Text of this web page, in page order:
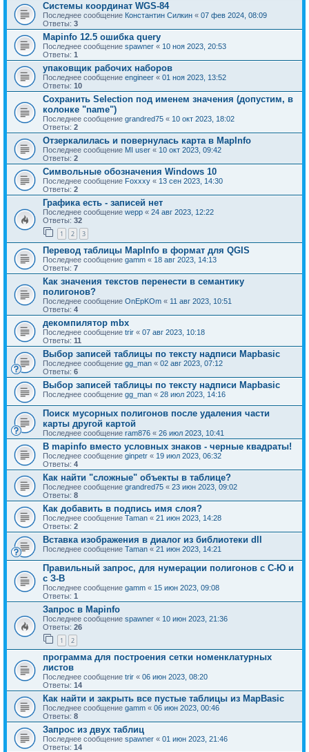
Системы координат WGS-84
Последнее сообщение Константин Силкин « 07 фев 2024, 08:09
Ответы: 3
Mapinfo 12.5 ошибка query
Последнее сообщение spawner « 10 ноя 2023, 20:53
Ответы: 1
упаковщик рабочих наборов
Последнее сообщение engineer « 01 ноя 2023, 13:52
Ответы: 10
Сохранить Selection под именем значения (допустим, в
колонке "name")
Последнее сообщение grandred75 « 10 окт 2023, 18:02
Ответы: 2
Отзеркалилась и повернулась карта в MapInfo
Последнее сообщение MI user « 10 окт 2023, 09:42
Ответы: 2
Символьные обозначения Windows 10
Последнее сообщение Foxxxy « 13 сен 2023, 14:30
Ответы: 2
Графика есть - записей нет
Последнее сообщение wepp « 24 авг 2023, 12:22
Ответы: 32
1 2 3
Перевод таблицы MapInfo в формат для QGIS
Последнее сообщение gamm « 18 авг 2023, 14:13
Ответы: 7
Как значения текстов перенести в семантику
полигонов?
Последнее сообщение OnEpKOm « 11 авг 2023, 10:51
Ответы: 4
декомпилятор mbx
Последнее сообщение trir « 07 авг 2023, 10:18
Ответы: 11
Выбор записей таблицы по тексту надписи Mapbasic
Последнее сообщение gg_man « 02 авг 2023, 07:12
Ответы: 6
Выбор записей таблицы по тексту надписи Mapbasic
Последнее сообщение gg_man « 28 июл 2023, 14:16
Поиск мусорных полигонов после удаления части
карты другой картой
Последнее сообщение ram876 « 26 июл 2023, 10:41
В mapinfo вместо условных знаков - черные квадраты!
Последнее сообщение ginpetr « 19 июл 2023, 06:32
Ответы: 4
Как найти "сложные" объекты в таблице?
Последнее сообщение grandred75 « 23 июн 2023, 09:02
Ответы: 8
Как добавить в подпись имя слоя?
Последнее сообщение Taman « 21 июн 2023, 14:28
Ответы: 2
Вставка изображения в диалог из библиотеки dll
Последнее сообщение Taman « 21 июн 2023, 14:21
Правильный запрос, для нумерации полигонов с С-Ю и
с З-В
Последнее сообщение gamm « 15 июн 2023, 09:08
Ответы: 1
Запрос в Mapinfo
Последнее сообщение spawner « 10 июн 2023, 21:36
Ответы: 26
1 2
программа для построения сетки номенклатурных
листов
Последнее сообщение trir « 06 июн 2023, 08:20
Ответы: 14
Как найти и закрыть все пустые таблицы из MapBasic
Последнее сообщение gamm « 06 июн 2023, 00:46
Ответы: 8
Запрос из двух таблиц
Последнее сообщение spawner « 01 июн 2023, 21:46
Ответы: 14